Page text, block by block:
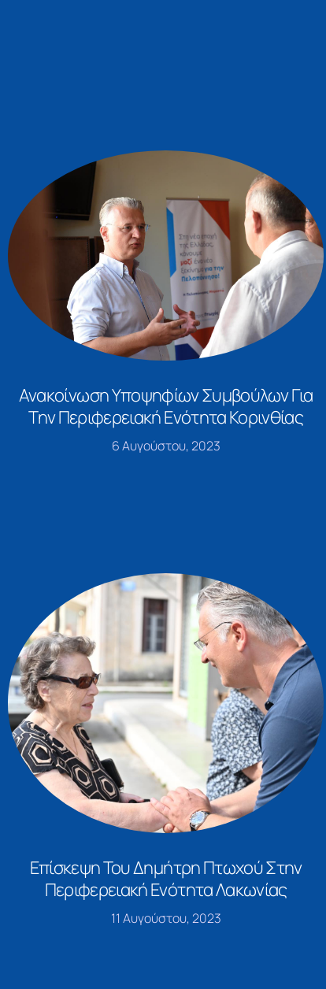
Ανακοίνωση Υποψηφίων Συμβούλων Για
Την Περιφερειακή Ενότητα Κορινθίας
6 Αυγούστου, 2023
Επίσκεψη Του Δημήτρη Πτωχού Στην
Περιφερειακή Ενότητα Λακωνίας
11 Αυγούστου, 2023